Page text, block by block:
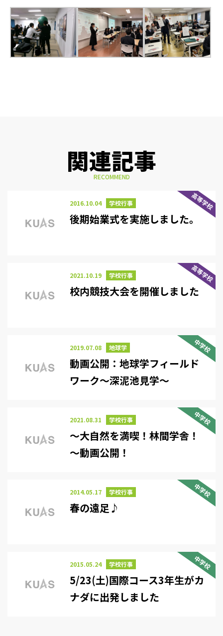
関連記事
RECOMMEND
高等学校
2016.10.04 学校行事
後期始業式を実施しました。
高等学校
2021.10.19 学校行事
校内競技大会を開催しました
中学校
2019.07.08 地球学
動画公開：地球学フィールド
ワーク～深泥池見学～
中学校
2021.08.31 学校行事
～大自然を満喫！林間学舎！
～動画公開！
中学校
2014.05.17 学校行事
春の遠足♪
中学校
2015.05.24 学校行事
5/23(土)国際コース3年生がカ
ナダに出発しました